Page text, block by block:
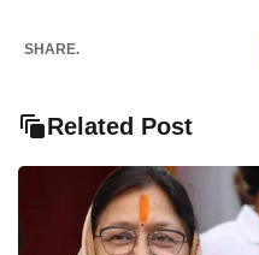
SHARE.
Related Post